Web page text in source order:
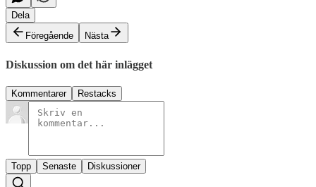
Dela
Föregående
Nästa
Diskussion om det här inlägget
Kommentarer Restacks
Topp Senaste Diskussioner